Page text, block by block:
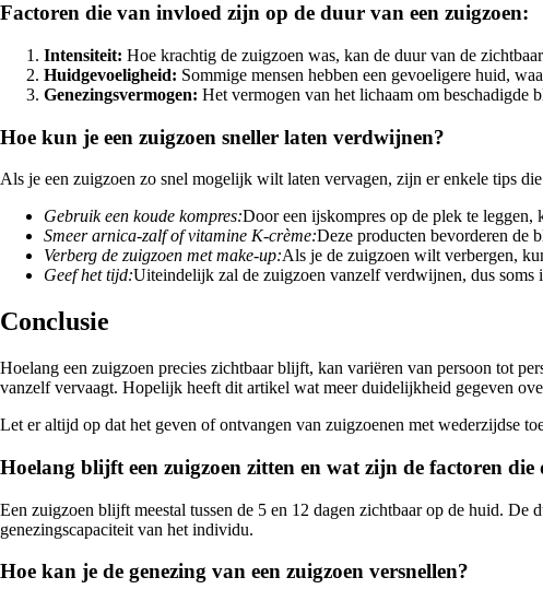
Factoren die van invloed zijn op de duur van een zuigzoen:
Intensiteit: Hoe krachtig de zuigzoen was, kan de duur van de
Huidgevoeligheid: Sommige mensen hebben een gevoeligere huid,
Genezingsvermogen: Het vermogen van het lichaam om beschadigde
Hoe kun je een zuigzoen sneller laten verdwijnen?
Als je een zuigzoen zo snel mogelijk wilt laten vervagen, zijn er enkele tips
Gebruik een koude kompres:Door een ijskompres op de plek te leggen,
Smeer arnica-zalf of vitamine K-crème:Deze producten bevorderen de
Verberg de zuigzoen met make-up:Als je de zuigzoen wilt verbergen,
Geef het tijd:Uiteindelijk zal de zuigzoen vanzelf verdwijnen, dus soms
Conclusie
Hoelang een zuigzoen precies zichtbaar blijft, kan variëren van persoon tot
vanzelf vervaagt. Hopelijk heeft dit artikel wat meer duidelijkheid gegeven
Let er altijd op dat het geven of ontvangen van zuigzoenen met wederzijdse
Hoelang blijft een zuigzoen zitten en wat zijn de factoren
Een zuigzoen blijft meestal tussen de 5 en 12 dagen zichtbaar op de huid.
genezingscapaciteit van het individu.
Hoe kan je de genezing van een zuigzoen versnellen?